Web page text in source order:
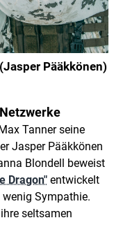
Pääkkönen)
Tanner seine
Jasper Pääkkönen
Blondell beweist
Dragon" entwickelt
Sympathie.
seltsamen